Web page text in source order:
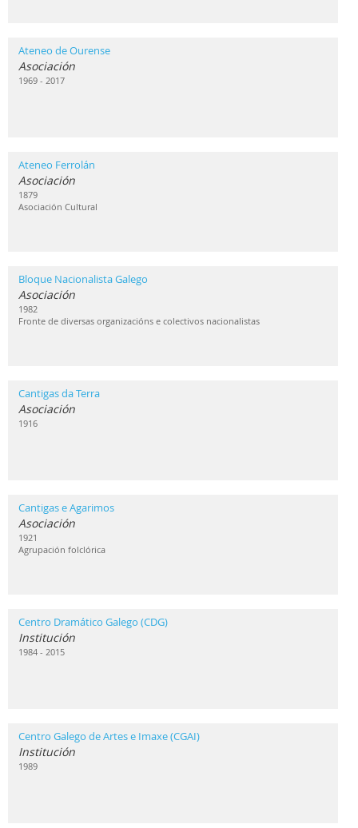
Ateneo de Ourense
Asociación
1969 - 2017
Ateneo Ferrolán
Asociación
1879
Asociación Cultural
Bloque Nacionalista Galego
Asociación
1982
Fronte de diversas organizacións e colectivos nacionalistas
Cantigas da Terra
Asociación
1916
Cantigas e Agarimos
Asociación
1921
Agrupación folclórica
Centro Dramático Galego (CDG)
Institución
1984 - 2015
Centro Galego de Artes e Imaxe (CGAI)
Institución
1989